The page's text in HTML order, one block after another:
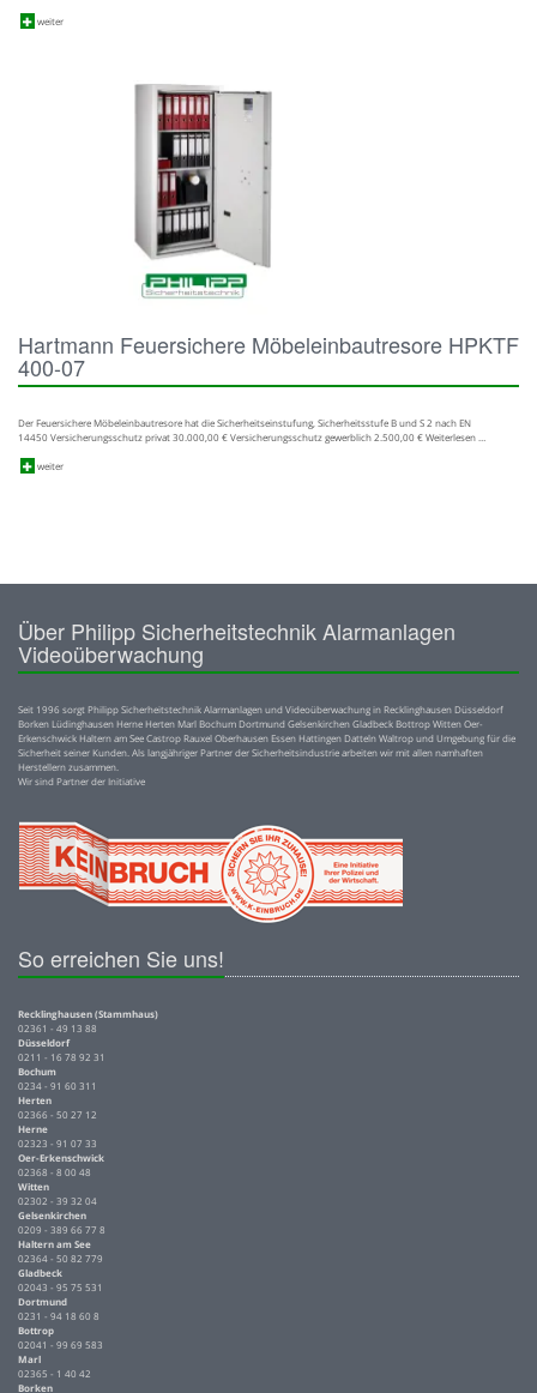
weiter
Hartmann Feuersichere Möbeleinbautresore HPKTF
400-07
Der Feuersichere Möbeleinbautresore hat die Sicherheitseinstufung, Sicherheitsstufe B und S 2 nach EN
14450 Versicherungsschutz privat 30.000,00 € Versicherungsschutz gewerblich 2.500,00 € Weiterlesen …
weiter
Über Philipp Sicherheitstechnik Alarmanlagen
Videoüberwachung
Seit 1996 sorgt Philipp Sicherheitstechnik Alarmanlagen und Videoüberwachung in Recklinghausen Düsseldorf
Borken Lüdinghausen Herne Herten Marl Bochum Dortmund Gelsenkirchen Gladbeck Bottrop Witten Oer-
Erkenschwick Haltern am See Castrop Rauxel Oberhausen Essen Hattingen Datteln Waltrop und Umgebung für die
Sicherheit seiner Kunden. Als langjähriger Partner der Sicherheitsindustrie arbeiten wir mit allen namhaften
Herstellern zusammen.
Wir sind Partner der Initiative
So erreichen Sie uns!
Recklinghausen (Stammhaus)
02361 - 49 13 88
Düsseldorf
0211 - 16 78 92 31
Bochum
0234 - 91 60 311
Herten
02366 - 50 27 12
Herne
02323 - 91 07 33
Oer-Erkenschwick
02368 - 8 00 48
Witten
02302 - 39 32 04
Gelsenkirchen
0209 - 389 66 77 8
Haltern am See
02364 - 50 82 779
Gladbeck
02043 - 95 75 531
Dortmund
0231 - 94 18 60 8
Bottrop
02041 - 99 69 583
Marl
02365 - 1 40 42
Borken